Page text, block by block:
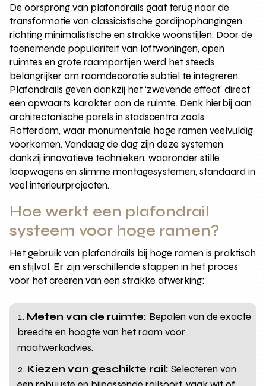
De oorsprong van plafondrails gaat terug naar de
transformatie van classicistische gordijnophangingen
richting minimalistische en strakke woonstijlen. Door de
toenemende populariteit van loftwoningen, open
ruimtes en grote raampartijen werd het steeds
belangrijker om raamdecoratie subtiel te integreren.
Plafondrails geven dankzij het ‘zwevende effect’ direct
een opwaarts karakter aan de ruimte. Denk hierbij aan
architectonische parels in stadscentra zoals
Rotterdam, waar monumentale hoge ramen veelvuldig
voorkomen. Vandaag de dag zijn deze systemen
dankzij innovatieve technieken, waaronder stille
loopwagens en slimme montagesystemen, standaard in
veel interieurprojecten.
Hoe werkt een plafondrail
systeem voor hoge ramen?
Het gebruik van plafondrails bij hoge ramen is praktisch
en stijlvol. Er zijn verschillende stappen in het proces
voor het creëren van een strakke afwerking:
Meten van de ruimte: Bepalen van de exacte
breedte en hoogte van het raam voor
maatwerkadvies.
Kiezen van geschikte rail: Selecteren van